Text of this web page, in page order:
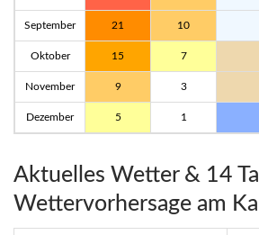
September 21 10
Oktober 15 7
November 9 3
Dezember 5 1
Aktuelles Wetter & 14
Wettervorhersage am